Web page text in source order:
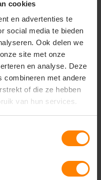
cookies
en advertenties te
social media te bieden
Ook delen we
site met onze
en analyse. Deze
combineren met andere
of die ze hebben
van hun services.
en onderzijde
mix van katoen en